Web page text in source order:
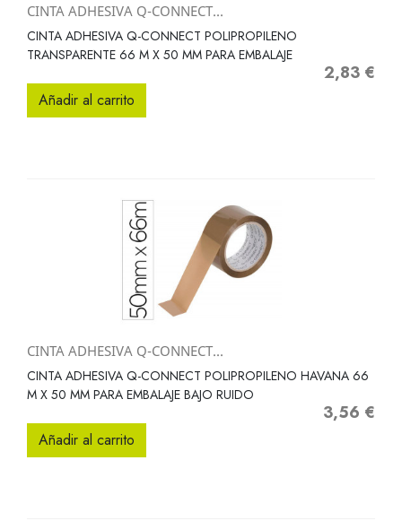
CINTA ADHESIVA Q-CONNECT...
CINTA ADHESIVA Q-CONNECT POLIPROPILENO
TRANSPARENTE 66 M X 50 MM PARA EMBALAJE
Precio
2,83 €
Añadir al carrito
CINTA ADHESIVA Q-CONNECT...
CINTA ADHESIVA Q-CONNECT POLIPROPILENO HAVANA 66
M X 50 MM PARA EMBALAJE BAJO RUIDO
Precio
3,56 €
Añadir al carrito